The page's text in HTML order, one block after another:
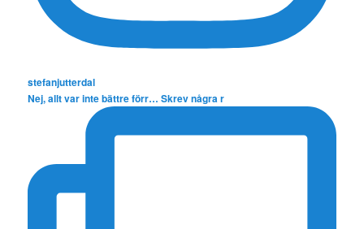
stefanjutterdal
Nej, allt var inte bättre förr… Skrev några r